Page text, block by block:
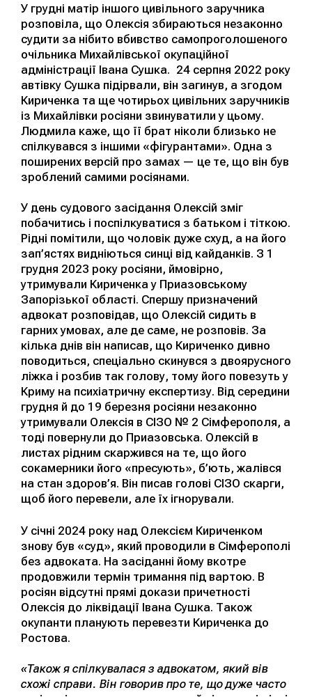
У грудні матір іншого цивільного заручника
розповіла, що Олексія збираються незаконно
судити за нібито вбивство самопроголошеного
очільника Михайлівської окупаційної
адміністрації Івана Сушка. 24 серпня 2022 року
автівку Сушка підірвали, він загинув, а згодом
Кириченка та ще чотирьох цивільних заручників
із Михайлівки росіяни звинуватили у цьому.
Людмила каже, що її брат ніколи близько не
спілкувався з іншими «фігурантами». Одна з
поширених версій про замах — це те, що він був
зроблений самими росіянами.
У день судового засідання Олексій зміг
побачитись і поспілкуватися з батьком і тіткою.
Рідні помітили, що чоловік дуже схуд, а на його
зап’ястях видніються синці від кайданків. З 1
грудня 2023 року росіяни, ймовірно,
утримували Кириченка у Приазовському
Запорізької області. Спершу призначений
адвокат розповідав, що Олексій сидить в
гарних умовах, але де саме, не розповів. За
кілька днів він написав, що Кириченко дивно
поводиться, спеціально скинувся з двоярусного
ліжка і розбив так голову, тому його повезуть у
Криму на психіатричну експертизу. Від середини
грудня й до 19 березня росіяни незаконно
утримували Олексія в СІЗО № 2 Сімферополя, а
тоді повернули до Приазовська. Олексій в
листах рідним скаржився на те, що його
сокамерники його «пресують», б’ють, жалівся
на стан здоров’я. Він писав голові СІЗО скарги,
щоб його перевели, але їх ігнорували.
У січні 2024 року над Олексієм Кириченком
знову був «суд», який проводили в Сімферополі
без адвоката. На засіданні йому вкотре
продовжили термін тримання під вартою. В
росіян відсутні прямі докази причетності
Олексія до ліквідації Івана Сушка. Також
окупанти планують перевезти Кириченка до
Ростова.
«Також я спілкувалася з адвокатом, який вів
схожі справи. Він говорив про те, що дуже часто